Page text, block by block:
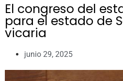
El congreso del
para el estado de
vicaria
junio 29, 2025